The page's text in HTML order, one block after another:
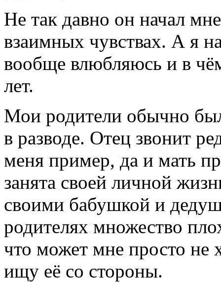
Не так давно он начал
взаимных чувствах. А я
вообще влюбляюсь и в
лет.
Мои родители обычно
в разводе. Отец звонит
меня пример, да и мать
занята своей личной
своими бабушкой и
родителях множество
что может мне просто не
ищу её со стороны.